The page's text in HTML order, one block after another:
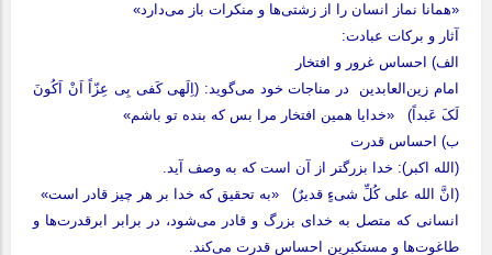
«همانا نماز انسان را از زشتی‌ها و منکرات باز می‌دارد»
آثار و برکات عبادت:
الف) احساس غرور و افتخار
امام زین‌العابدین در مناجات خود می‌گوید: (اِلَهی کَفی بِی عِزّاً اَنْ اَکُونَ
لَکَ عَبداً) «خدایا همین افتخار مرا بس که بنده تو باشم»
ب) احساس قدرت
(الله اکبر): خدا بزرگتر از آن است که به وصف آید.
(انَّ الله علی کُلِّ شیءٍ قدیرٌ) «به تحقیق که خدا بر هر چیز قادر است»
انسانی که متصل به خدای بزرگ و قادر می‌شود، در برابر ابرقدرت‌ها و
طاغوت‌ها و مستکبرین احساس قدرت می‌کند.